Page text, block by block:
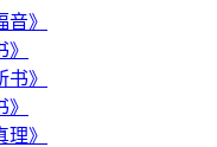
》
》
》